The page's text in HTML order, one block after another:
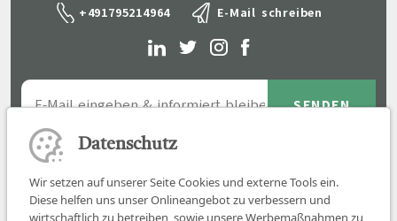
+491795214964 E-Mail schreiben
Datenschutz
Wir setzen auf unserer Seite Cookies und externe Tools ein.
Diese helfen uns unser Onlineangebot zu verbessern und
wirtschaftlich zu betreiben, sowie unsere Werbemaßnahmen zu